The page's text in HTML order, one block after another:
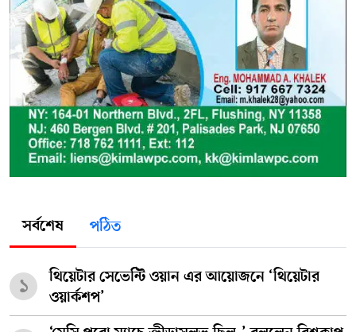
সর্বশেষ পঠিত
১
থিয়েটার সেভেন্টি ওয়ান এর আয়োজনে ‘থিয়েটার
ওয়ার্কশপ’